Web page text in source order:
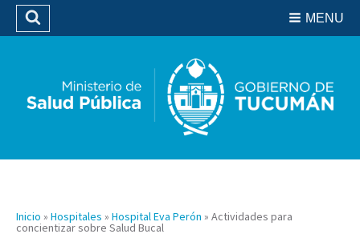
Biblioteca
MENU
Buscar
Inicio » Hospitales » Hospital Eva Perón » Actividades para
concientizar sobre Salud Bucal